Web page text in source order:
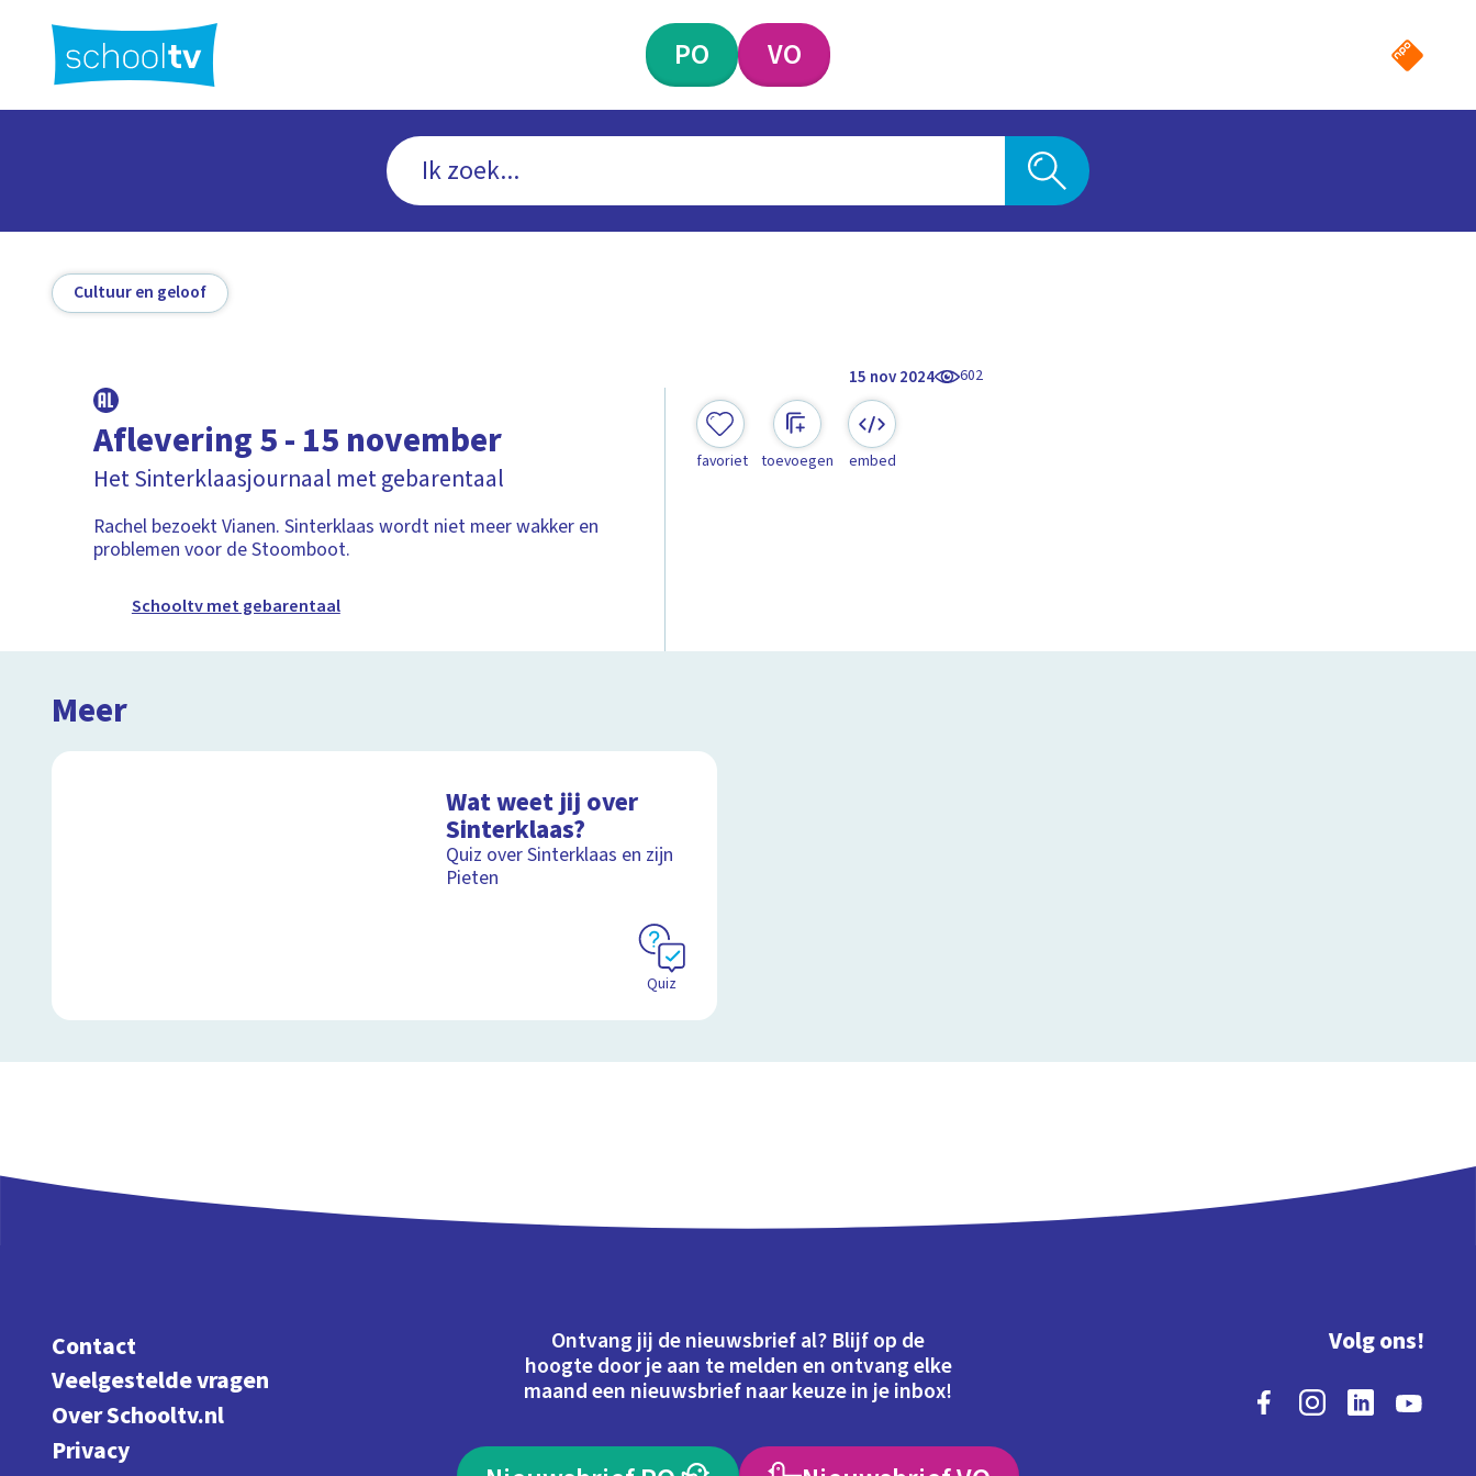
hoofdinhoud
PO VO
Cultuur en geloof
15 nov 2024 602
Aflevering 5 - 15 november
Het Sinterklaasjournaal met gebarentaal
Rachel bezoekt Vianen. Sinterklaas wordt niet meer wakker en
problemen voor de Stoomboot.
Schooltv met gebarentaal
favoriet toevoegen embed
Meer
Wat weet jij over
Sinterklaas?
Quiz over Sinterklaas en zijn
Pieten
Quiz
Contact
Veelgestelde vragen
Over Schooltv.nl
Privacy
Ontvang jij de nieuwsbrief al? Blijf op de
hoogte door je aan te melden en ontvang elke
maand een nieuwsbrief naar keuze in je inbox!
Volg ons!